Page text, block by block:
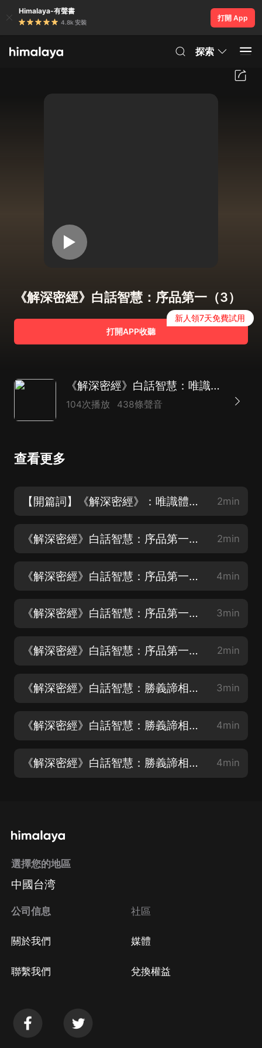
Himalaya-有聲書
4.8k 安裝
打開 App
探索
《解深密經》白話智慧：序品第一（3）
打開APP收聽
新人領7天免費試用
《解深密經》白話智慧：唯識體系綱領性經典｜靜心修心
104次播放 438條聲音
查看更多
【開篇詞】《解深密經》：唯識體系綱領性經典 2min
《解深密經》白話智慧：序品第一（1） 2min
《解深密經》白話智慧：序品第一（2） 4min
《解深密經》白話智慧：序品第一（3） 3min
《解深密經》白話智慧：序品第一（4） 2min
《解深密經》白話智慧：勝義諦相品第二（1） 3min
《解深密經》白話智慧：勝義諦相品第二（2） 4min
《解深密經》白話智慧：勝義諦相品第二（3） 4min
選擇您的地區
中國台湾
公司信息
關於我們
聯繫我們
社區
媒體
兌換權益